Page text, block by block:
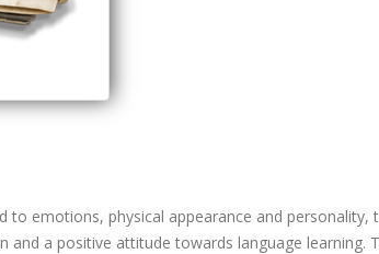
emotions, physical appearance and personality,
a positive attitude towards language learning.